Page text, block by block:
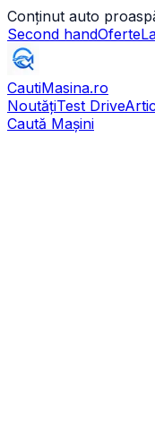
Conținut auto
Second handOferte
CautiMasina.ro
NoutățiTest Drive
Caută Mașini